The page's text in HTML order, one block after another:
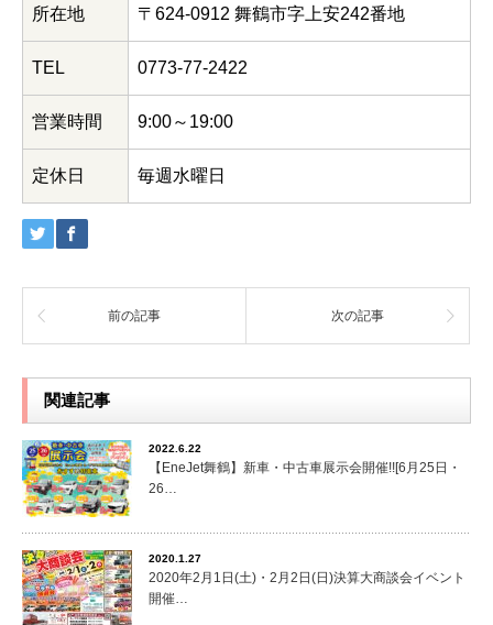
所在地 〒624-0912 舞鶴市字上安242番地
TEL 0773-77-2422
営業時間 9:00～19:00
定休日 毎週水曜日
前の記事 次の記事
関連記事
2022.6.22
【EneJet舞鶴】新車・中古車展示会開催!![6月25日・
26…
2020.1.27
2020年2月1日(土)・2月2日(日)決算大商談会イベント
開催…